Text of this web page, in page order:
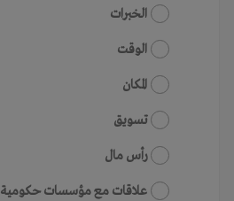
الخبرات
الوقت
المكان
تسويق
رأس مال
علاقات مع مؤسسات حكومية